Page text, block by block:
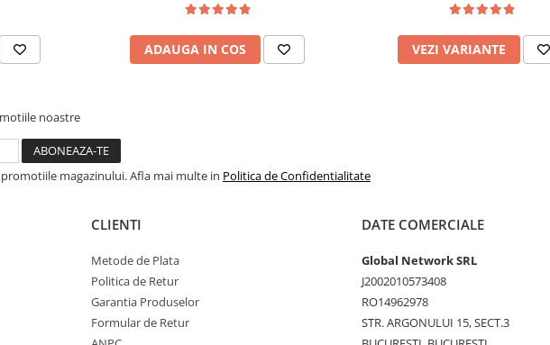
Salt Confort
ADAUGA IN COS VEZI VARIANTE
noastre
magazinului. Afla mai multe in Politica de Confidentialitate
CLIENTI
Metode de Plata
Politica de Retur
Garantia Produselor
Formular de Retur
DATE COMERCIALE
Global Network SRL
J2002010573408
RO14962978
STR. ARGONULUI 15, SECT.3